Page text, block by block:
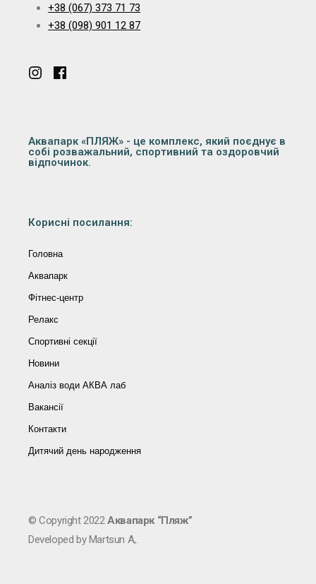
+38 (067) 373 71 73
+38 (098) 901 12 87
Аквапарк «ПЛЯЖ» - це комплекс, який поєднує в
собі розважальний, спортивний та оздоровчий
відпочинок.
Корисні посилання:
Головна
Аквапарк
Фітнес-центр
Релакс
Спортивні секції
Новини
Аналіз води АКВА лаб​
Вакансії
Контакти
Дитячий день народження
© Copyright 2022Аквапарк “Пляж”
Developed by Martsun A,.